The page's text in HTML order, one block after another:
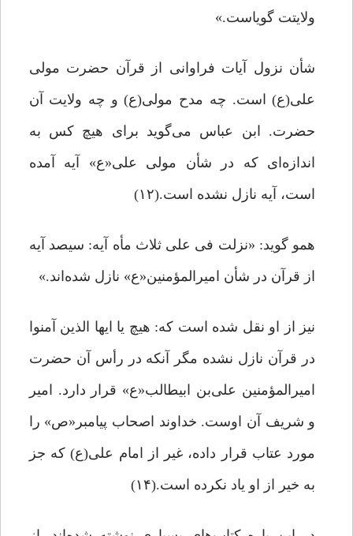
ولایتت گویاست.»
شأن نزول آیات فراوانی از قرآن حضرت مولی
علی(ع) است. چه مدح مولی(ع) و چه ولایت آن
حضرت. ابن عباس می‌گوید برای هیچ‌ کس به
اندازه‌ای که در شأن مولی علی«ع» آیه آمده
است، آیه نازل نشده است.(۱۲)
همو گوید: «نزلت فی علی ثلاث مأه آیه: سیصد آیه
از قرآن در شأن امیرالمؤمنین«ع» نازل شده‌اند.»
نیز از او نقل شده است که: هیچ یا ایها الذین آمنوا
در قرآن نازل نشده مگر آنکه در رأس آن حضرت
امیرالمؤمنین علی‌بن ابیطالب«ع» قرار دارد. امیر
و شریف آن اوست. خداوند اصحاب پیامبر«ص» را
مورد عتاب قرار داده، غیر از امام علی(ع) که جز
به خیر از او یاد نکرده است.(۱۴)